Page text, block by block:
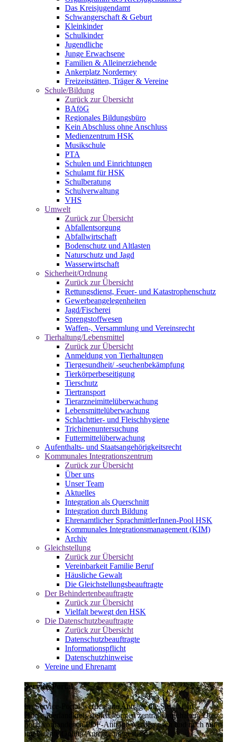
Das Kreisjugendamt
Schwangerschaft & Geburt
Kleinkinder
Schulkinder
Jugendliche
Junge Erwachsene
Familien & Alleinerziehende
Ankerplatz Norderney
Freizeitstätten, Träger & Vereine
Schule/Bildung
Zurück zur Übersicht
BAföG
Regionales Bildungsbüro
Kein Abschluss ohne Anschluss
Medienzentrum HSK
Musikschule
PTA
Schulen und Einrichtungen
Schulamt für HSK
Schulberatung
Schulverwaltung
VHS
Umwelt
Zurück zur Übersicht
Abfallentsorgung
Abfallwirtschaft
Bodenschutz und Altlasten
Naturschutz und Jagd
Wasserwirtschaft
Sicherheit/Ordnung
Zurück zur Übersicht
Rettungsdienst, Feuer- und Katastrophenschutz
Gewerbeangelegenheiten
Jagd/Fischerei
Sprengstoffwesen
Waffen-, Versammlung und Vereinsrecht
Tierhaltung/Lebensmittel
Zurück zur Übersicht
Anmeldung von Tierhaltungen
Tiergesundheit/ -seuchenbekämpfung
Tierkörperbeseitigung
Tierschutz
Tiertransport
Tierarzneimittelüberwachung
Lebensmittelüberwachung
Schlachttier- und Fleischhygiene
Trichinenuntersuchung
Futtermittelüberwachung
Aufenthalts- und Staatsangehörigkeitsrecht
Kommunales Integrationszentrum
Zurück zur Übersicht
Über uns
Unser Team
Aktuelles
Integration als Querschnitt
Integration durch Bildung
Ehrenamtlicher SprachmittlerInnen-Pool HSK
Kommunales Integrationsmanagement (KIM)
Archiv
Gleichstellung
Zurück zur Übersicht
Vereinbarkeit Familie Beruf
Häusliche Gewalt
Die Gleichstellungsbeauftragte
Der Behindertenbeauftragte
Zurück zur Übersicht
Vielfalt bewegt den HSK
Die Datenschutzbeauftragte
Zurück zur Übersicht
Datenschutzbeauftragte
Informationspflicht
Datenschutzhinweise
Vereine und Ehrenamt
Service-Portal
Im Service-Portal werden alle Anträge die Sie an den
Hochsauerlandkreis stellen können zentral vorgehalten. Die
noch vorhandenen PDF-Anträge werden nach und nach auf
intelligente Online-Anträge umgestellt.